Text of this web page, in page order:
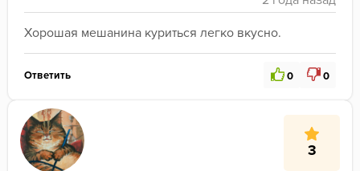
Хорошая мешанина куриться легко вкусно.
Ответить 0 0
3